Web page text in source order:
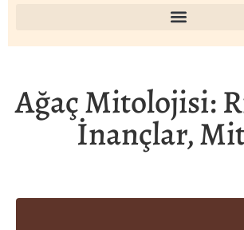
Ağaç Mitolojisi:
İnançlar,